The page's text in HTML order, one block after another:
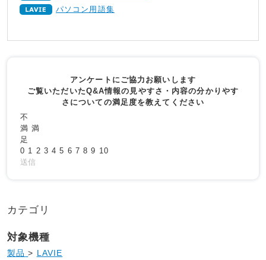
パソコン用語集
アンケートにご協力お願いします
ご覧いただいたQ&A情報の見やすさ・内容の分かりやす
さについての満足度を教えてください
不
満 満
足
0 1 2 3 4 5 6 7 8 9 10
送信
カテゴリ
対象機種
製品 > LAVIE